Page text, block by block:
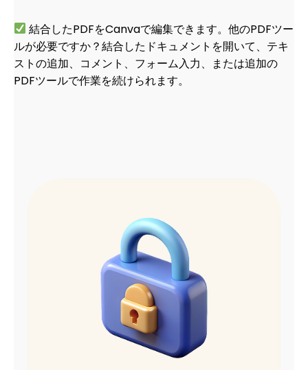
結合したPDFをCanvaで編集できます。他のPDFツー
ルが必要ですか？結合したドキュメントを開いて、テキ
ストの追加、コメント、フォーム入力、または追加の
PDFツールで作業を続けられます。